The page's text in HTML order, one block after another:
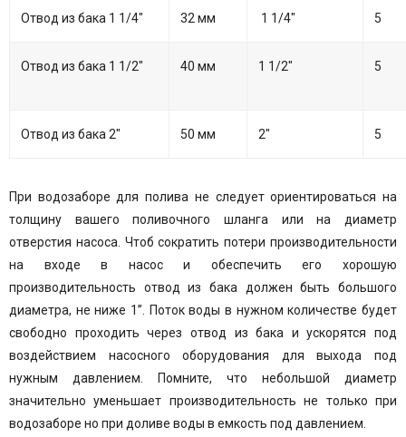
Отвод из бака 1 1/4" 32 мм 1 1/4" 5
Отвод из бака 1 1/2" 40 мм 1 1/2" 5
Отвод из бака 2" 50 мм 2" 5
При водозаборе для полива не следует ориентироваться на
толщину вашего поливочного шланга или на диаметр
отверстия насоса. Чтоб сократить потери производительности
на входе в насос и обеспечить его хорошую
производительность отвод из бака должен быть большого
диаметра, не ниже 1”. Поток воды в нужном количестве будет
свободно проходить через отвод из бака и ускорятся под
воздействием насосного оборудования для выхода под
нужным давлением. Помните, что небольшой диаметр
значительно уменьшает производительность не только при
водозаборе но при доливе воды в емкость под давлением.